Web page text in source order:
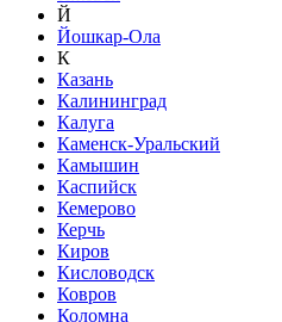
Й
Йошкар-Ола
К
Казань
Калининград
Калуга
Каменск-Уральский
Камышин
Каспийск
Кемерово
Керчь
Киров
Кисловодск
Ковров
Коломна